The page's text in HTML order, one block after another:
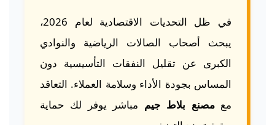
في ظل التحديات الاقتصادية لعام 2026،
يبحث أصحاب الصالات الرياضية والنوادي
الكبرى عن تقليل النفقات التأسيسية دون
المساس بجودة الأداء وسلامة العملاء. التعاقد
معمصنع بلاط جيم مباشر يوفر لك حماية